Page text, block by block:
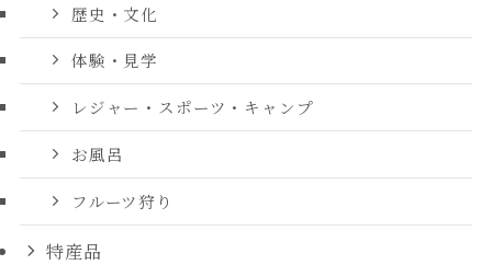
歴史・文化
体験・見学
レジャー・スポーツ・キャンプ
お風呂
フルーツ狩り
特産品